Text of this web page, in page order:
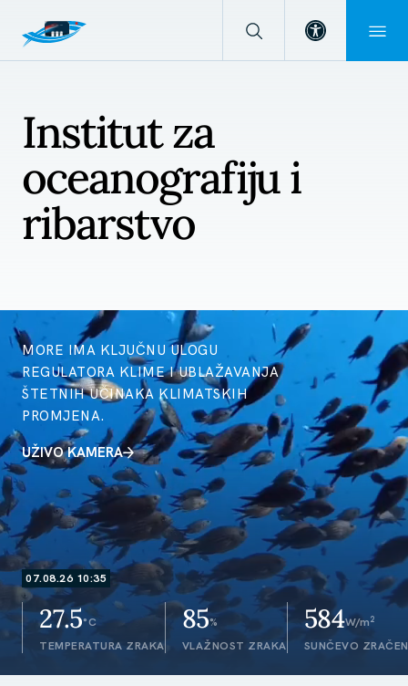
Open
Institut za
oceanografiju i
ribarstvo
MORE IMA KLJUČNU ULOGU
REGULATORA KLIME I UBLAŽAVANJA
ŠTETNIH UČINAKA KLIMATSKIH
PROMJENA.
UŽIVO KAMERA
07.08.26 10:35
27.5°C
TEMPERATURA ZRAKA
85%
VLAŽNOST ZRAKA
584W/m2
SUNČEVO